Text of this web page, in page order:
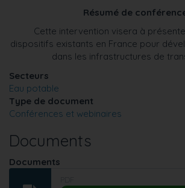
Résumé de
Cette intervention visera à
dispositifs existants en France pour
dans les infrastructures de
Secteurs
Eau potable
Type de document
Conférences et webinaires
Documents
Documents